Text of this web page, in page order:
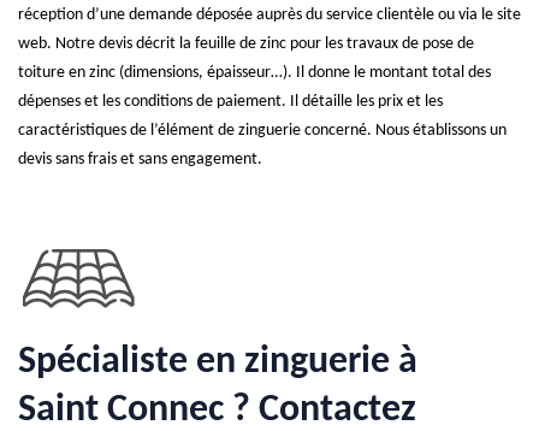
réception d’une demande déposée auprès du service clientèle ou via le site
web. Notre devis décrit la feuille de zinc pour les travaux de pose de
toiture en zinc (dimensions, épaisseur…). Il donne le montant total des
dépenses et les conditions de paiement. Il détaille les prix et les
caractéristiques de l’élément de zinguerie concerné. Nous établissons un
devis sans frais et sans engagement.
Spécialiste en zinguerie à
Saint Connec ? Contactez